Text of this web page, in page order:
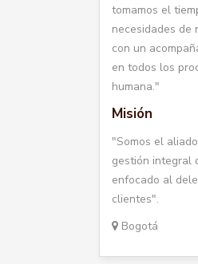
tomamos el
necesidades de
con un
en todos los
humana."
Misión
"Somos el
gestión integral
enfocado al
clientes".
Bogotá